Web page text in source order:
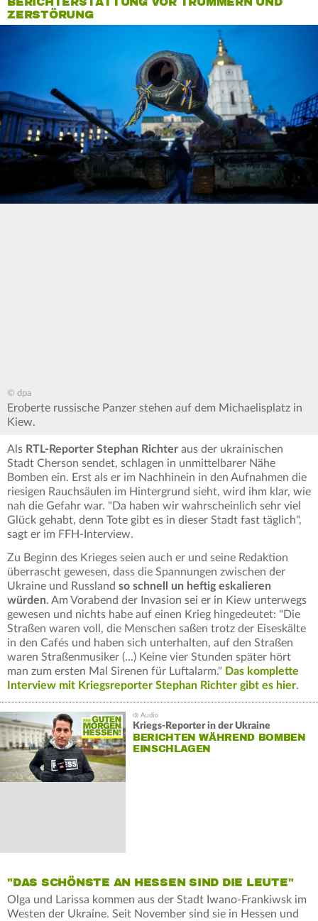
ZERSTÖRUNG
© dpa
Eroberte russische Panzer stehen auf dem Michaelisplatz in
Kiew.
Als RTL-Reporter Stephan Richter aus der ukrainischen
Stadt Cherson sendet, schlagen in unmittelbarer Nähe
Bomben ein. Erst als er im Nachhinein in den Aufnahmen die
riesigen Rauchsäulen im Hintergrund sieht, wird ihm klar, wie
nah die Gefahr war. "Da haben wir wahrscheinlich sehr viel
Glück gehabt, denn Tote gibt es in dieser Stadt fast täglich",
sagt er im FFH-Interview.
Zu Beginn des Krieges seien auch er und seine Redaktion
überrascht gewesen, dass die Spannungen zwischen der
Ukraine und Russland so schnell un heftig eskalieren
würden. Am Vorabend der Invasion sei er in Kiew unterwegs
gewesen und nichts habe auf einen Krieg hingedeutet: "Die
Straßen waren voll, die Menschen saßen trotz der Eiseskälte
in den Cafés und haben sich unterhalten, auf den Straßen
waren Straßenmusiker (...) Keine vier Stunden später hört
man zum ersten Mal Sirenen für Luftalarm." Das komplette
Interview mit Kriegsreporter Stephan Richter gibt es hier.
Kriegs-Reporter in der Ukraine
BERICHTEN WÄHREND BOMBEN
EINSCHLAGEN
"DAS SCHÖNSTE AN HESSEN SIND DIE LEUTE"
Olga und Larissa kommen aus der Stadt Iwano-Frankiwsk im
Westen der Ukraine. Seit November sind sie in Hessen und